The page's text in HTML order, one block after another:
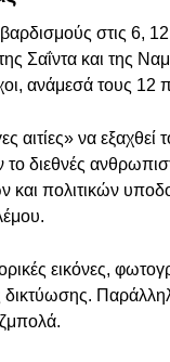
στις 6,
Σαΐντα και της
ανάμεσά τους 12
αιτίες» να
διεθνές
και πολιτικών
εικόνες,